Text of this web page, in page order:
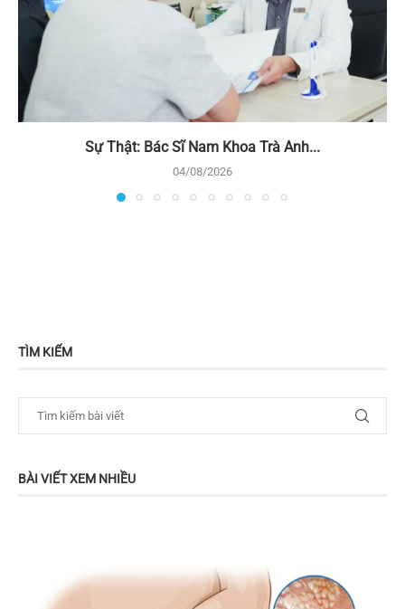
Sự Thật: Bác Sĩ Nam Khoa Trà Anh...
04/08/2026
TÌM KIẾM
BÀI VIẾT XEM NHIỀU